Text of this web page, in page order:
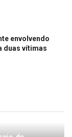
envolvendo
duas vítimas